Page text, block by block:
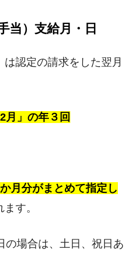
当）支給月・日
認定の請求をした翌月
月」の年３回
か月分がまとめて指定し
す。
の場合は、土日、祝日あ